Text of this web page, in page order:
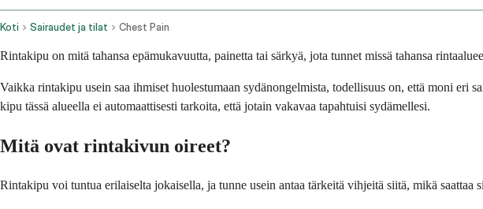
Koti Sairaudet ja tilat Chest Pain
Rinta­kipu on mitä tahansa epämukavuutta, painetta tai särkyä, jota tunnet missä tahansa
Vaikka rinta­kipu usein saa ihmiset huolestumaan sydän­ongelmista, todellisuus on, että moni eri
kipu tässä alueella ei automaattisesti tarkoita, että jotain vakavaa tapahtuisi sydämellesi.
Mitä ovat rinta­kivun oireet?
Rinta­kipu voi tuntua erilaiselta jokaisella, ja tunne usein antaa tärkeitä vihjeitä siitä, mikä